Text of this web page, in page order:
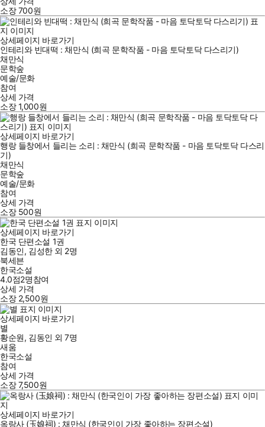
소장700원
상세페이지 바로가기
인테리와 빈대떡 : 채만식 (희곡 문학작품 - 마음 토닥토닥 다스리기)
채만식
문학숲
예술/문화
참여
상세 가격
소장1,000원
상세페이지 바로가기
행랑 들창에서 들리는 소리 : 채만식 (희곡 문학작품 - 마음 토닥토닥 다스리
기)
채만식
문학숲
예술/문화
참여
상세 가격
소장 500원
상세페이지 바로가기
한국 단편소설 1권
김동인, 김성한외 2명
북세븐
한국소설
4.0점2명참여
상세 가격
소장 2,500원
상세페이지 바로가기
별
황순원, 김동인 외7명
새움
한국소설
참여
상세 가격
소장7,500원
상세페이지 바로가기
옥랑사 (玉娘祠) : 채만식 (한국인이 가장 좋아하는 장편소설)